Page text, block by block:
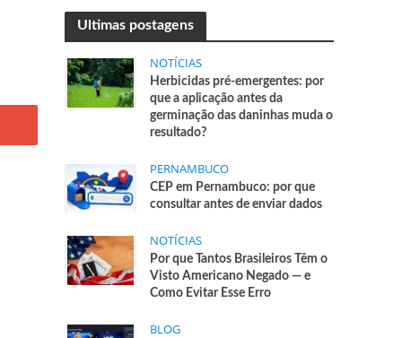
Ultimas postagens
NOTÍCIAS
Herbicidas pré-emergentes: por
que a aplicação antes da
germinação das daninhas muda o
resultado?
PERNAMBUCO
CEP em Pernambuco: por que
consultar antes de enviar dados
NOTÍCIAS
Por que Tantos Brasileiros Têm o
Visto Americano Negado — e
Como Evitar Esse Erro
BLOG